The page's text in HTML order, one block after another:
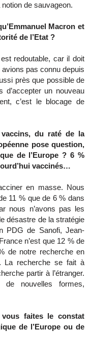
de sauvageon.
Macron et
de l’Etat ?
redoutable, car il doit
pas connu depuis
près que possible de
d’accepter un nouveau
c’est le blocage de
du raté de la
pose question,
de l’Europe ? 6 %
vaccinés…
en masse. Nous
11 % que de 6 % dans
nous n’avons pas les
désastre de la stratégie
PDG de Sanofi, Jean-
n’est que 12 % de
de notre recherche en
La recherche se fait à
partir à l’étranger.
de nouvelles formes,
faites le constat
de l’Europe ou de